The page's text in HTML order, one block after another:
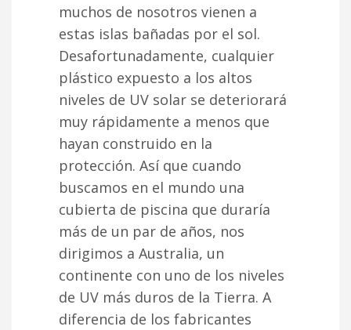
muchos de nosotros vienen a
estas islas bañadas por el sol.
Desafortunadamente, cualquier
plástico expuesto a los altos
niveles de UV solar se deteriorará
muy rápidamente a menos que
hayan construido en la
protección. Así que cuando
buscamos en el mundo una
cubierta de piscina que duraría
más de un par de años, nos
dirigimos a Australia, un
continente con uno de los niveles
de UV más duros de la Tierra. A
diferencia de los fabricantes